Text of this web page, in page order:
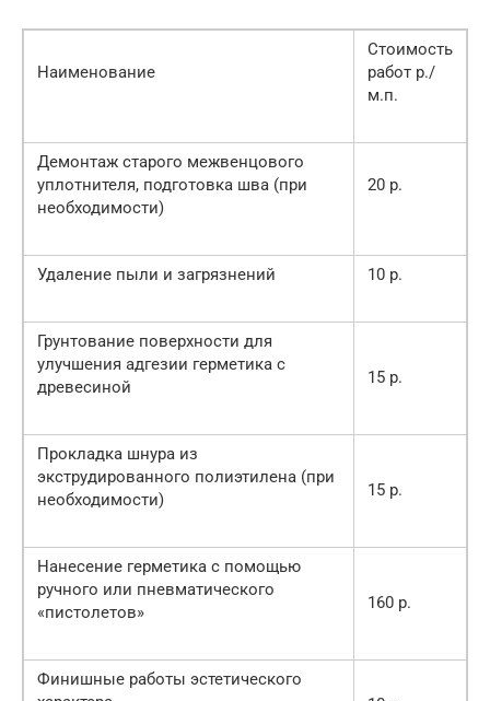
Наименование
Стоимость
работ р./
м.п.
Демонтаж старого межвенцового
уплотнителя, подготовка шва (при
необходимости)
20 р.
Удаление пыли и загрязнений 10 р.
Грунтование поверхности для
улучшения адгезии герметика с
древесиной
15 р.
Прокладка шнура из
экструдированного полиэтилена (при
необходимости)
15 р.
Нанесение герметика с помощью
ручного или пневматического
«пистолетов»
160 р.
Финишные работы эстетического